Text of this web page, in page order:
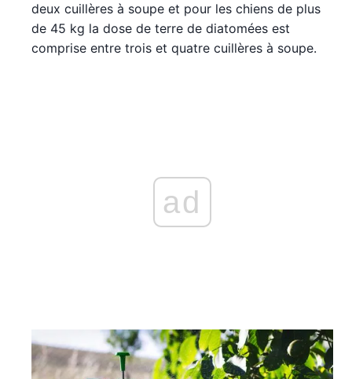
deux cuillères à soupe et pour les chiens de plus
de 45 kg la dose de terre de diatomées est
comprise entre trois et quatre cuillères à soupe.
ad